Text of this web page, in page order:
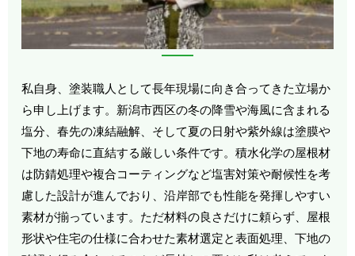
私自身、塗装職人として長年現場に向き合ってきた立場か
ら申し上げます。新潟市西区の冬の降雪や海風に含まれる
塩分、春先の凍結融解、そして夏の日射や紫外線は塗膜や
下地の寿命に直結する厳しい条件です。積水化学の屋根材
は防錆処理や複合コーティングなど塩害対策や耐候性を考
慮した設計が進んでおり、沿岸部でも性能を発揮しやすい
素材が揃っています。ただ材料の良さだけに頼らず、屋根
形状や住宅の仕様に合わせた素材選定と表面処理、下地の